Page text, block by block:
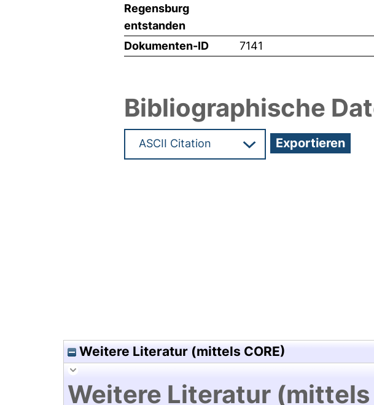
Regensburg
entstanden
Dokumenten-ID 7141
Bibliographische
Weitere Literatur (mittels CORE)
Weitere Literatur (mittels